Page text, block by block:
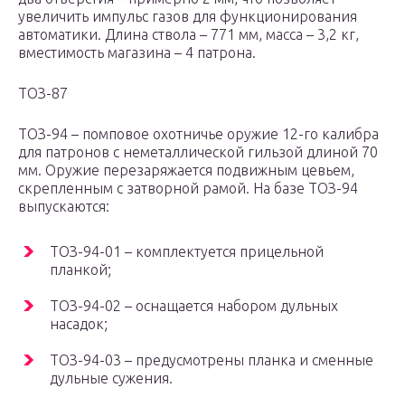
увеличить импульс газов для функционирования
автоматики. Длина ствола – 771 мм, масса – 3,2 кг,
вместимость магазина – 4 патрона.
ТОЗ-87
ТОЗ-94 – помповое охотничье оружие 12-го калибра
для патронов с неметаллической гильзой длиной 70
мм. Оружие перезаряжается подвижным цевьем,
скрепленным с затворной рамой. На базе ТОЗ-94
выпускаются:
ТОЗ-94-01 – комплектуется прицельной
планкой;
ТОЗ-94-02 – оснащается набором дульных
насадок;
ТОЗ-94-03 – предусмотрены планка и сменные
дульные сужения.